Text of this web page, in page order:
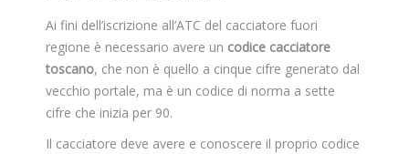
Ai fini dell’iscrizione all’ATC del cacciatore fuori
regione è necessario avere un codice cacciatore
toscano, che non è quello a cinque cifre generato dal
vecchio portale, ma è un codice di norma a sette
cifre che inizia per 90.
Il cacciatore deve avere e conoscere il proprio codice